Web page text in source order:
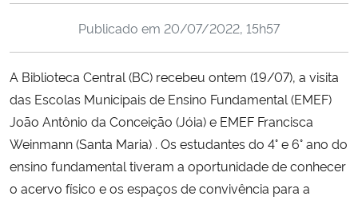
Ministério de Minas e Energia
Ministério da Ciência, Tecnologia, Inovações e Comunicações
Ministério do Meio Ambiente
Ministério do Turismo
Publicado em 20/07/2022, 15h57
A Biblioteca Central (BC) recebeu ontem (19/07), a visita
das Escolas Municipais de Ensino Fundamental (EMEF)
João Antônio da Conceição (Jóia) e EMEF Francisca
Weinmann (Santa Maria) . Os estudantes do 4° e 6° ano do
ensino fundamental tiveram a oportunidade de conhecer
o acervo físico e os espaços de convivência para a